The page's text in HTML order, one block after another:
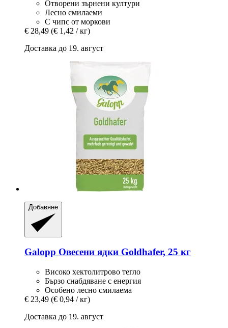
Отворени зърнени култури
Лесно смилаеми
С чипс от моркови
€ 28,49 (€ 1,42 / кг)
Доставка до 19. август
Добавяне
Galopp Овесени ядки Goldhafer, 25 кг
Високо хектолитрово тегло
Бързо снабдяване с енергия
Особено лесно смилаема
€ 23,49 (€ 0,94 / кг)
Доставка до 19. август